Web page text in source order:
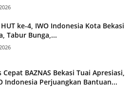
ke-4, IWO Indonesia Kota Bekasi
Tabur Bunga,...
Cepat BAZNAS Bekasi Tuai Apresiasi,
Indonesia Perjuangkan Bantuan...